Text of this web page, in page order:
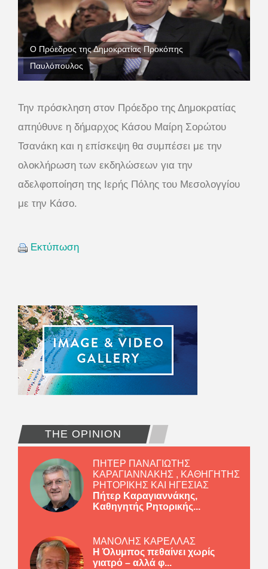
Ο Πρόεδρος της Δημοκρατίας Προκόπης
Παυλόπουλος
Την πρόσκληση στον Πρόεδρο της Δημοκρατίας
απηύθυνε η δήμαρχος Κάσου Μαίρη Σορώτου
Τσανάκη και η επίσκεψη θα συμπέσει με την
ολοκλήρωση των εκδηλώσεων για την
αδελφοποίηση της Ιερής Πόλης του Μεσολογγίου
με την Κάσο.
Εκτύπωση
THE OPINION
ΠΗΤΕΡ ΠΑΝΑΓΙΩΤΗΣ
ΚΑΡΑΓΙΑΝΝΑΚΗΣ , ΚΑΘΗΓΗΤΗΣ
ΡΗΤΟΡΙΚΗΣ ΚΑΙ ΗΓΕΣΙΑΣ
Πήτερ Καραγιαννάκης,
Καθηγητής Ρητορικής...
ΜΑΝΟΛΗΣ ΚΑΡΕΛΛΑΣ
Η Όλυμπος πεθαίνει χωρίς
γιατρό – αλλά φ...